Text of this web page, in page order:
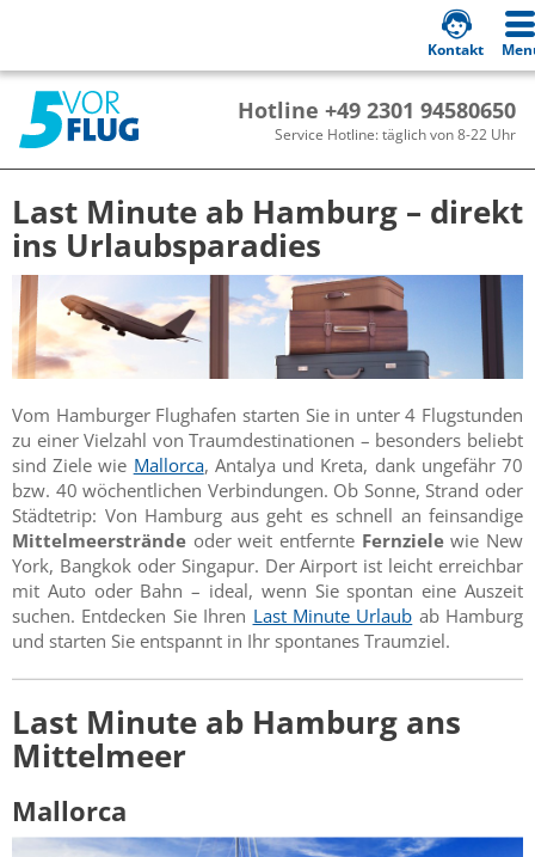
Hotline +49 2301 94580650
Service Hotline: täglich von 8-22 Uhr
Kontakt
Last Minute ab Hamburg – direkt
ins Urlaubsparadies
Vom Hamburger Flughafen starten Sie in unter 4 Flugstunden
zu einer Vielzahl von Traumdestinationen – besonders beliebt
sind Ziele wie Mallorca, Antalya und Kreta, dank ungefähr 70
bzw. 40 wöchentlichen Verbindungen. Ob Sonne, Strand oder
Städtetrip: Von Hamburg aus geht es schnell an feinsandige
Mittelmeerstrände oder weit entfernte Fernzielewie New
York, Bangkok oder Singapur. Der Airport ist leicht erreichbar
mit Auto oder Bahn – ideal, wenn Sie spontan eine Auszeit
suchen. Entdecken Sie Ihren Last Minute Urlaub ab Hamburg
und starten Sie entspannt in Ihr spontanes Traumziel.
Last Minute ab Hamburg ans
Mittelmeer
Mallorca